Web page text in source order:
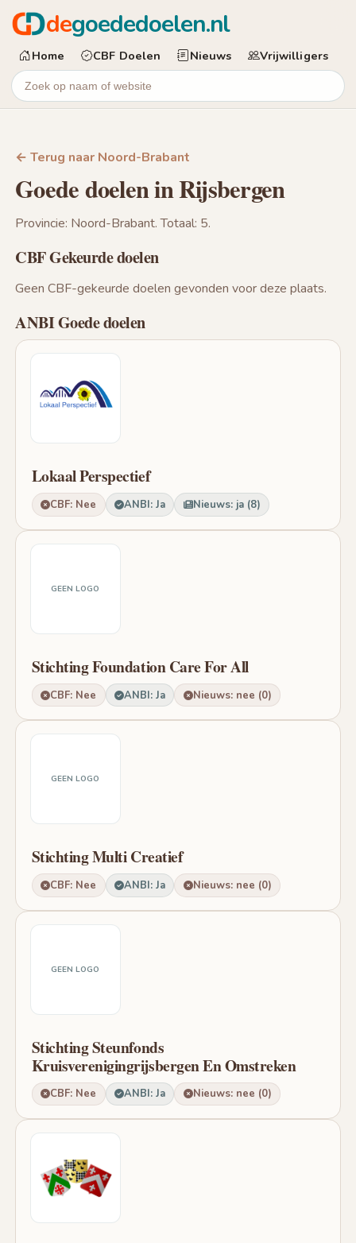
degoededoelen.nl
Home CBF Doelen Nieuws Vrijwilligers
← Terug naar Noord-Brabant
Goede doelen in Rijsbergen
Provincie: Noord-Brabant. Totaal: 5.
CBF Gekeurde doelen
Geen CBF-gekeurde doelen gevonden voor deze plaats.
ANBI Goede doelen
Lokaal Perspectief
CBF: Nee ANBI: Ja Nieuws: ja (8)
GEEN LOGO
Stichting Foundation Care For All
CBF: Nee ANBI: Ja Nieuws: nee (0)
GEEN LOGO
Stichting Multi Creatief
CBF: Nee ANBI: Ja Nieuws: nee (0)
GEEN LOGO
Stichting Steunfonds
Kruisverenigingrijsbergen En Omstreken
CBF: Nee ANBI: Ja Nieuws: nee (0)